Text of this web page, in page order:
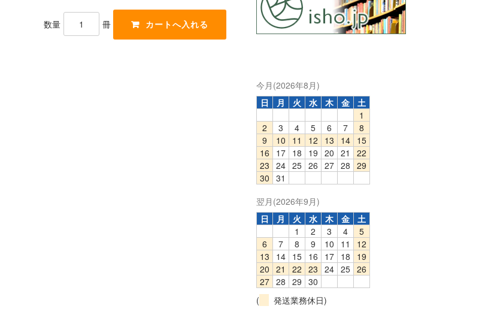
数量 冊
今月(2026年8月)
日
月 火 水 木 金
土
1
2
3 4 5 6 7
8
9
10 11 12 13 14 15
16
17 18 19 20 21
22
23 24 25 26 27 28 29
30 31
翌月(2026年9月)
日
月 火 水 木 金
土
1
2 3 4
5
6
7 8 9 10 11
12
13
14 15 16 17 18
19
20 21 22 23 24 25 26
27 28 29 30
(
発送業務休日)